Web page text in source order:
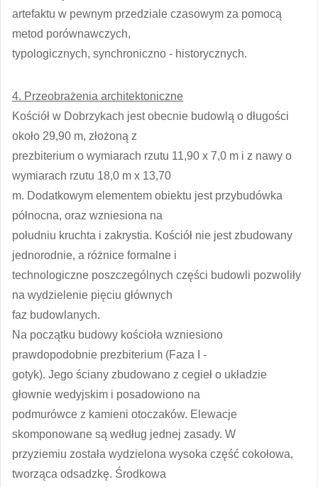
artefaktu w pewnym przedziale czasowym za pomocą
metod porównawczych,
typologicznych, synchroniczno - historycznych.
4. Przeobrażenia architektoniczne
Kościół w Dobrzykach jest obecnie budowlą o długości
około 29,90 m, złożoną z
prezbiterium o wymiarach rzutu 11,90 x 7,0 m i z nawy o
wymiarach rzutu 18,0 m x 13,70
m. Dodatkowym elementem obiektu jest przybudówka
północna, oraz wzniesiona na
południu kruchta i zakrystia. Kościół nie jest zbudowany
jednorodnie, a różnice formalne i
technologiczne poszczególnych części budowli pozwoliły
na wydzielenie pięciu głównych
faz budowlanych.
Na początku budowy kościoła wzniesiono
prawdopodobnie prezbiterium (Faza I -
gotyk). Jego ściany zbudowano z cegieł o układzie
głownie wedyjskim i posadowiono na
podmurówce z kamieni otoczaków. Elewacje
skomponowane są według jednej zasady. W
przyziemiu została wydzielona wysoka część cokołowa,
tworząca odsadzkę. Środkowa